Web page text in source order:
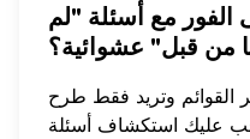
الفور مع أسئلة "لم
من قبل" عشوائية؟
القوائم وتريد فقط طرح
عليك استكشاف أسئلة